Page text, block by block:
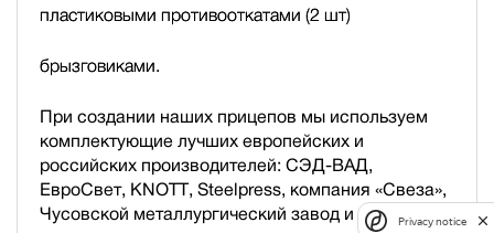
пластиковыми противооткатами (2 шт)
брызговиками.
При создании наших прицепов мы используем
комплектующие лучших европейских и
российских производителей: СЭД-ВАД,
ЕвроСвет, KNOTT, Steelpress, компания «Свеза»,
Чусовской металлургический завод и др.
Privacy notice